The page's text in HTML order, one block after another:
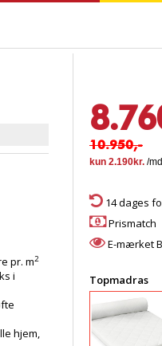
pr. m2
i
hjem,
10.950,-
14 dages
Prismatch
E-mærket
Topmadras